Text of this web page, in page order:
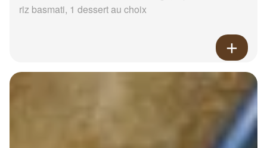
riz basmati, 1 dessert au choix